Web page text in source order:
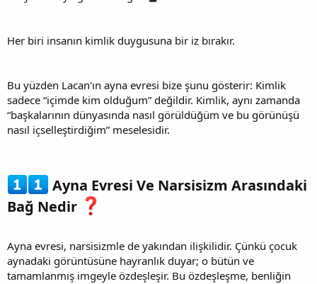
Her biri insanın kimlik duygusuna bir iz bırakır.
Bu yüzden Lacan'ın ayna evresi bize şunu gösterir: Kimlik
sadece “içimde kim olduğum” değildir. Kimlik, aynı zamanda
“başkalarının dünyasında nasıl görüldüğüm ve bu görünüşü
nasıl içselleştirdiğim” meselesidir.
Ayna Evresi Ve Narsisizm Arasındaki
Bağ Nedir
Ayna evresi, narsisizmle de yakından ilişkilidir. Çünkü çocuk
aynadaki görüntüsüne hayranlık duyar; o bütün ve
tamamlanmış imgeyle özdeşleşir. Bu özdeşleşme, benliğin